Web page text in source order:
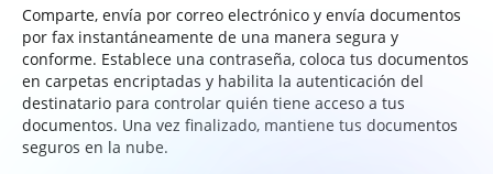
Comparte, envía por correo electrónico y envía documentos
por fax instantáneamente de una manera segura y
conforme. Establece una contraseña, coloca tus documentos
en carpetas encriptadas y habilita la autenticación del
destinatario para controlar quién tiene acceso a tus
documentos. Una vez finalizado, mantiene tus documentos
seguros en la nube.